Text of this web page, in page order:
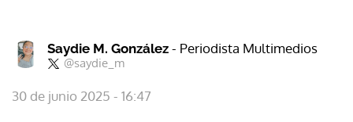
Saydie M. González - Periodista Multimedios
@saydie_m
30 de junio 2025 - 16:47